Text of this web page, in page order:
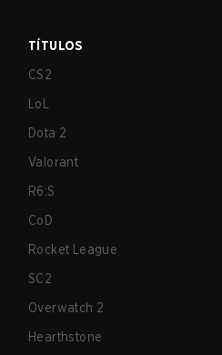
TÍTULOS
CS2
LoL
Dota 2
Valorant
R6:S
CoD
Rocket League
SC2
Overwatch 2
Hearthstone